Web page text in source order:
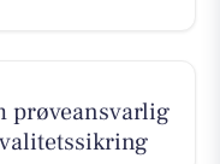
prøveansvarlig